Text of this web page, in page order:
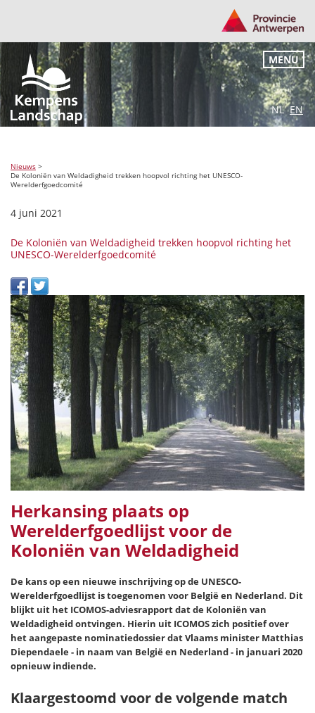
NL EN
MENU
Nieuws >
De Koloniën van Weldadigheid trekken hoopvol richting het UNESCO-
Werelderfgoedcomité
4 juni 2021
De Koloniën van Weldadigheid trekken hoopvol richting het
UNESCO-Werelderfgoedcomité
Herkansing plaats op
Werelderfgoedlijst voor de
Koloniën van Weldadigheid
De kans op een nieuwe inschrijving op de UNESCO-
Werelderfgoedlijst is toegenomen voor België en Nederland. Dit
blijkt uit het ICOMOS-adviesrapport dat de Koloniën van
Weldadigheid ontvingen. Hierin uit ICOMOS zich positief over
het aangepaste nominatiedossier dat Vlaams minister Matthias
Diependaele - in naam van België en Nederland - in januari 2020
opnieuw indiende.
Klaargestoomd voor de volgende match